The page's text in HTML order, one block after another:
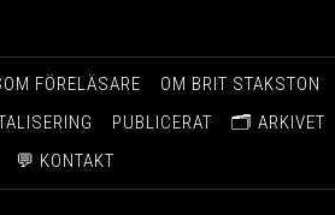
FÖRELÄSARE
OM BRIT STAKSTON
PUBLICERAT
🗂️ ARKIVET
💬 KONTAKT